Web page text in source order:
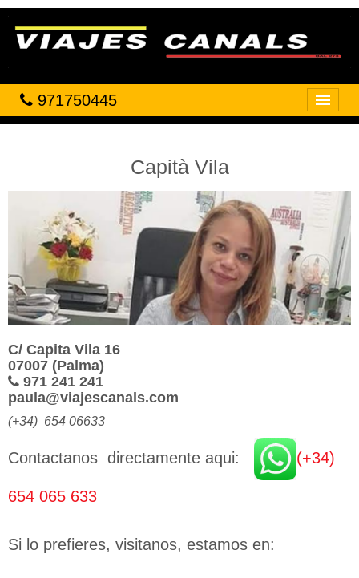
971750445
HOTELES
VUELOS
CRUCEROS
OFICINAS
Capità Vila
C/ Capita Vila 16
07007 (Palma)
971 241 241
paula@viajescanals.com
(+34) 654 06633
Contactanos directamente aqui: (+34)
654 065 633
Si lo prefieres, visitanos, estamos en: